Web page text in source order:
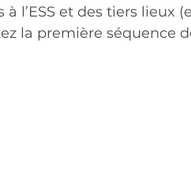
l’ESS et des tiers lieux
la première séquence